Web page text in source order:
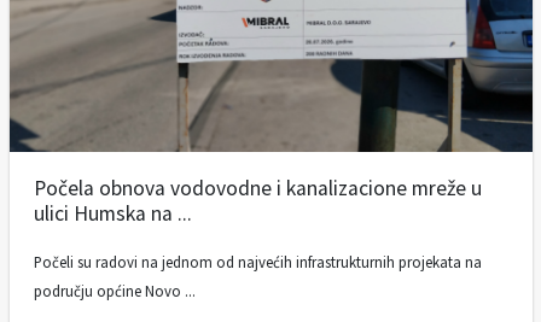
Počela obnova vodovodne i kanalizacione mreže u
ulici Humska na ...
Počeli su radovi na jednom od najvećih infrastrukturnih projekata na
području općine Novo ...